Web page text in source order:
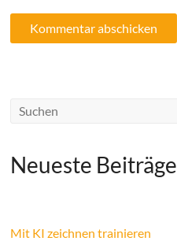
Neueste Beiträge
Mit KI zeichnen trainieren